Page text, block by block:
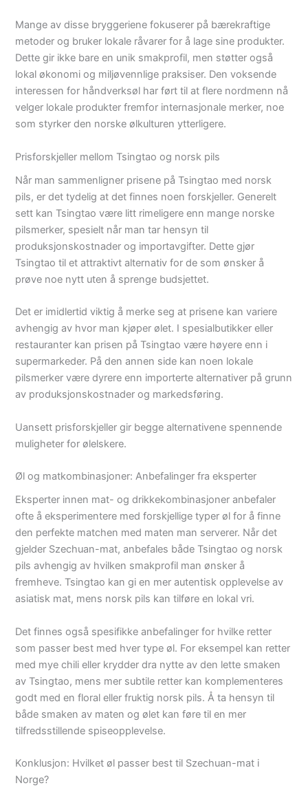
Mange av disse bryggeriene fokuserer på bærekraftige
metoder og bruker lokale råvarer for å lage sine produkter.
Dette gir ikke bare en unik smakprofil, men støtter også
lokal økonomi og miljøvennlige praksiser. Den voksende
interessen for håndverksøl har ført til at flere nordmenn nå
velger lokale produkter fremfor internasjonale merker, noe
som styrker den norske ølkulturen ytterligere.
Prisforskjeller mellom Tsingtao og norsk pils
Når man sammenligner prisene på Tsingtao med norsk
pils, er det tydelig at det finnes noen forskjeller. Generelt
sett kan Tsingtao være litt rimeligere enn mange norske
pilsmerker, spesielt når man tar hensyn til
produksjonskostnader og importavgifter. Dette gjør
Tsingtao til et attraktivt alternativ for de som ønsker å
prøve noe nytt uten å sprenge budsjettet.
Det er imidlertid viktig å merke seg at prisene kan variere
avhengig av hvor man kjøper ølet. I spesialbutikker eller
restauranter kan prisen på Tsingtao være høyere enn i
supermarkeder. På den annen side kan noen lokale
pilsmerker være dyrere enn importerte alternativer på grunn
av produksjonskostnader og markedsføring.
Uansett prisforskjeller gir begge alternativene spennende
muligheter for ølelskere.
Øl og matkombinasjoner: Anbefalinger fra eksperter
Eksperter innen mat- og drikkekombinasjoner anbefaler
ofte å eksperimentere med forskjellige typer øl for å finne
den perfekte matchen med maten man serverer. Når det
gjelder Szechuan-mat, anbefales både Tsingtao og norsk
pils avhengig av hvilken smakprofil man ønsker å
fremheve. Tsingtao kan gi en mer autentisk opplevelse av
asiatisk mat, mens norsk pils kan tilføre en lokal vri.
Det finnes også spesifikke anbefalinger for hvilke retter
som passer best med hver type øl. For eksempel kan retter
med mye chili eller krydder dra nytte av den lette smaken
av Tsingtao, mens mer subtile retter kan komplementeres
godt med en floral eller fruktig norsk pils. Å ta hensyn til
både smaken av maten og ølet kan føre til en mer
tilfredsstillende spiseopplevelse.
Konklusjon: Hvilket øl passer best til Szechuan-mat i
Norge?